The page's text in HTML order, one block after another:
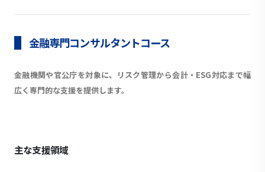
金融専門コンサルタントコース
金融機関や官公庁を対象に、リスク管理から会計・ESG対応まで幅
広く専門的な支援を提供します。
主な支援領域